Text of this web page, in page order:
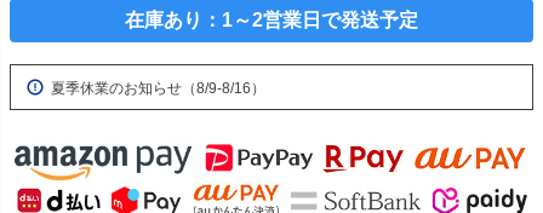
在庫あり：1～2営業日で発送予定
夏季休業のお知らせ（8/9-8/16）